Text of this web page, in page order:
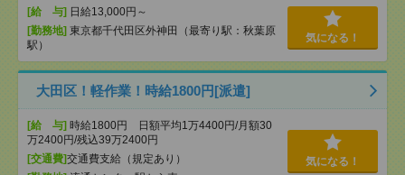
[給 与] 日給13,000円～
[勤務地] 東京都千代田区外神田（最寄り駅：秋葉原
駅）
気になる！
大田区！軽作業！時給1800円[派遣]
[給 与] 時給1800円 日額平均1万4400円/月額30
万2400円/残込39万2400円
[交通費]交通費支給（規定あり）
気になる！